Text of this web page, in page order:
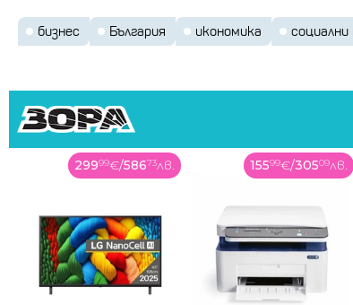
бизнес България икономика
29999€/58673лв. 15599€/30509лв.